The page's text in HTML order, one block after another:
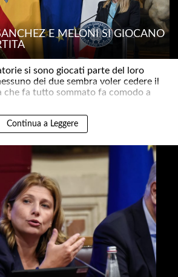
E MELONI SI GIOCANO
si sono giocati parte del loro
dei due sembra voler cedere il
che fa tutto sommato fa comodo a
Continua a Leggere